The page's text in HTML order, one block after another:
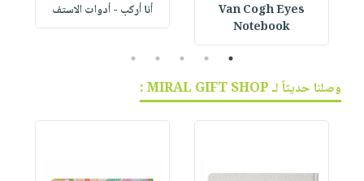
Van Cogh Eyes
Notebook
أنا أركب - أدوات الاستف
1
2
3
4
5
وصلنا حديثاً لـ MIRAL GIFT SHOP :